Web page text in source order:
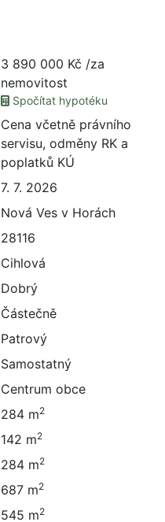
3 890 000 Kč /za
nemovitost
Spočítat hypotéku
Cena včetně právního
servisu, odměny RK a
poplatků KÚ
7. 7. 2026
Nová Ves v Horách
28116
Cihlová
Dobrý
Částečně
Patrový
Samostatný
Centrum obce
284 m2
142 m2
284 m2
687 m2
545 m2